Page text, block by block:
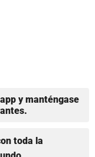
y manténgase
toda la